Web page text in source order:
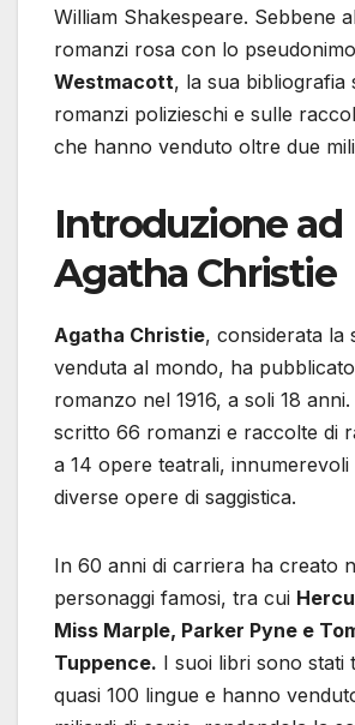
William Shakespeare. Sebbene
romanzi rosa con lo
Westmacott, la sua bibliografia
romanzi polizieschi e sulle
che hanno venduto oltre due
Introduzione ad
Agatha Christie
Agatha Christie, considerata la
venduta al mondo, ha
romanzo nel 1916, a soli 18
scritto 66 romanzi e raccolte di
a 14 opere teatrali, innumerevoli
diverse opere di saggistica.
In 60 anni di carriera ha creato
personaggi famosi, tra cui
Miss Marple, Parker Pyne e
Tuppence. I suoi libri sono stati
quasi 100 lingue e hanno